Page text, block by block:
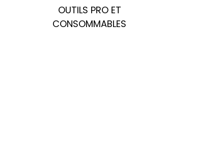
OUTILS PRO ET
CONSOMMABLES